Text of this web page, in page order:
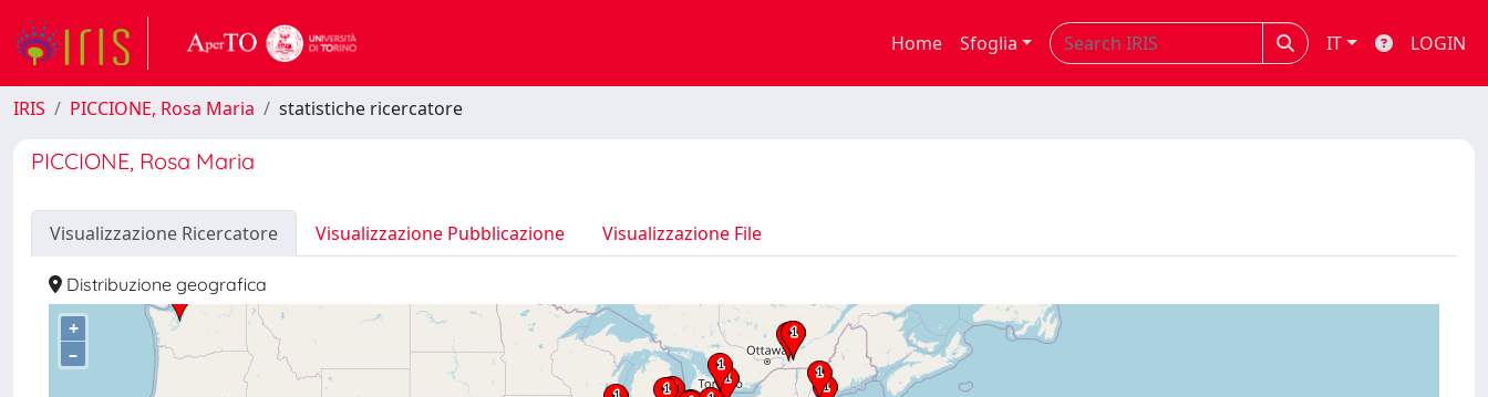
Home Sfoglia IT LOGIN
IRIS PICCIONE, Rosa Maria statistiche ricercatore
PICCIONE, Rosa Maria
Visualizzazione Ricercatore Visualizzazione Pubblicazione Visualizzazione File
Distribuzione geografica
+
–